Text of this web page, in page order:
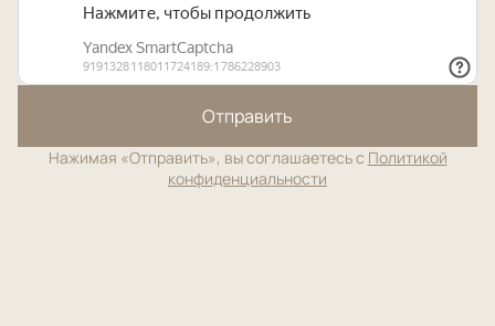
Отправить
Нажимая «Отправить», вы соглашаетесь с Политикой
конфиденциальности